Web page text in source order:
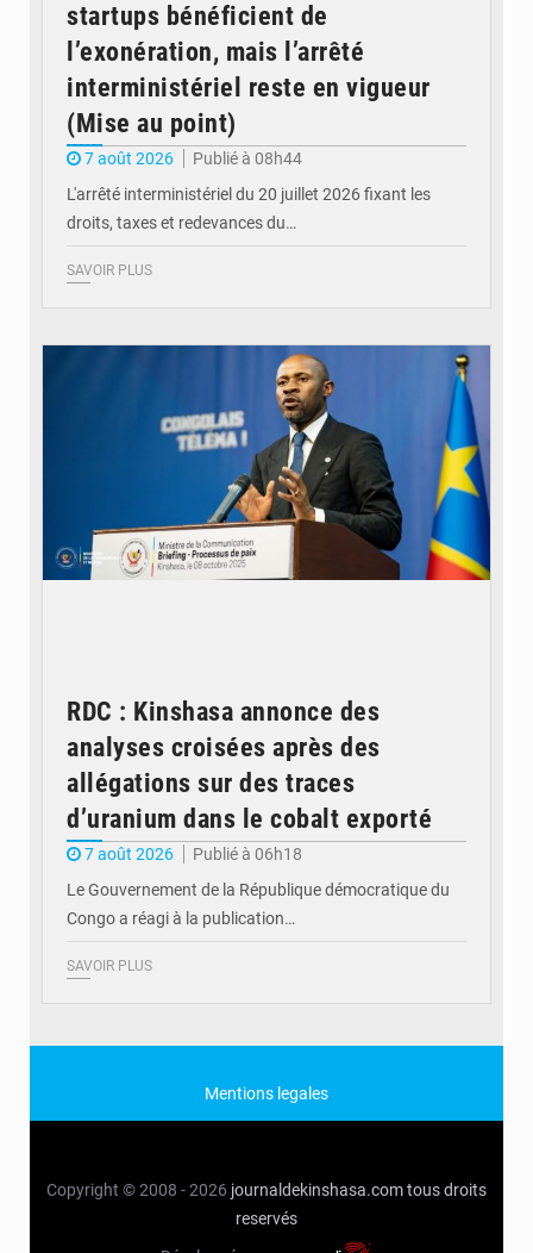
startups bénéficient de
l’exonération, mais l’arrêté
interministériel reste en vigueur
(Mise au point)
7 août 2026
Publié à 08h44
L'arrêté interministériel du 20 juillet 2026 fixant les
droits, taxes et redevances du…
SAVOIR PLUS
RDC : Kinshasa annonce des
analyses croisées après des
allégations sur des traces
d’uranium dans le cobalt exporté
7 août 2026
Publié à 06h18
Le Gouvernement de la République démocratique du
Congo a réagi à la publication…
SAVOIR PLUS
Mentions legales
Copyright © 2008 - 2026 journaldekinshasa.comtous droits
reservés